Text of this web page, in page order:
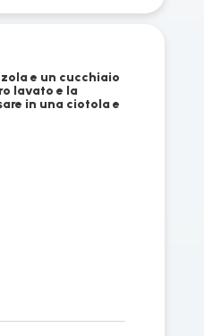
e un cucchiaio
lavato e la
in una ciotola e